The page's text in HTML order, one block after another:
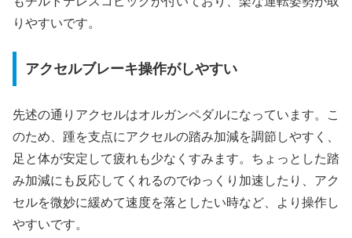
りやすいです。
アクセルブレーキ操作がしやすい
先述の通りアクセルはオルガンペダルになっています。こ
のため、踵を支点にアクセルの踏み加減を調節しやすく、
足と体が安定して疲れも少なくすみます。ちょっとした踏
み加減にも反応してくれるのでゆっくり加速したり、アク
セルを微妙に緩めて速度を落としたい時など、より操作し
やすいです。